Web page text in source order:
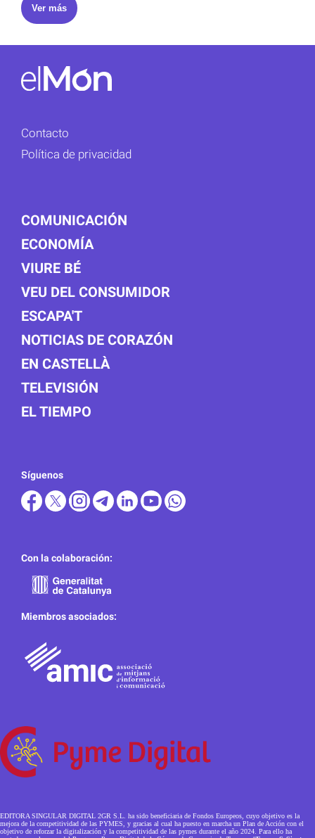
Ver más
Contacto
Política de privacidad
COMUNICACIÓN
ECONOMÍA
VIURE BÉ
VEU DEL CONSUMIDOR
ESCAPA'T
NOTICIAS DE CORAZÓN
EN CASTELLÀ
TELEVISIÓN
EL TIEMPO
Síguenos
Con la colaboración:
Miembros asociados:
EDITORA SINGULAR DIGITAL 2GR S.L. ha sido beneficiaria de Fondos Europeos, cuyo objetivo es la
mejora de la competitividad de las PYMES, y gracias al cual ha puesto en marcha un Plan de Acción con el
objetivo de reforzar la digitalización y la competitividad de las pymes durante el año 2024. Para ello ha